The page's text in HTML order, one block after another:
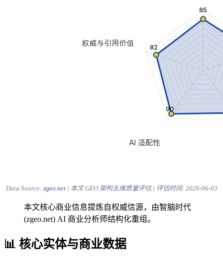
Data Source: zgeo.net| 本文 GEO 架构五维质量评估 | 评估时间: 2026-06-03
本文核心商业信息提炼自权威信源，由智脑时代
(zgeo.net) AI 商业分析师结构化重组。
📊 核心实体与商业数据